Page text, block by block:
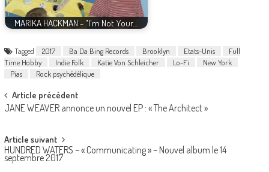
MARIKA HACKMAN - "I'm Not Your…
Tagged 2017 Ba Da Bing Records Brooklyn Etats-Unis
Full
Time Hobby
Indie Folk Katie Von Schleicher Lo-Fi
New York
Pias
Rock psychédélique
Post
navigation
Article précédent
JANE WEAVER annonce un nouvel EP : « The Architect »
Article suivant
HUNDRED WATERS – « Communicating » – Nouvel album le 14
septembre 2017